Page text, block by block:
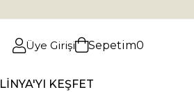
Üye Girişi Sepetim0
LİNYA'YI KEŞFET